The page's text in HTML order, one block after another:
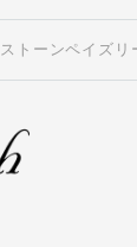
ストーンペイズリ